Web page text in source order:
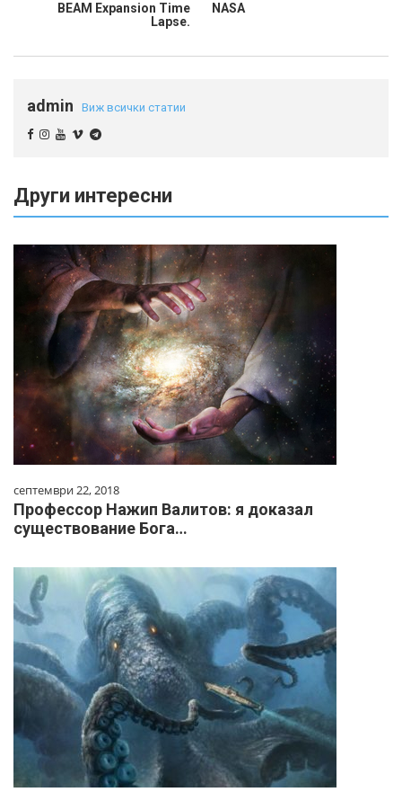
BEAM Expansion Time
Lapse.
NASA
admin Виж всички статии
Други интересни
септември 22, 2018
Профессор Нажип Валитов: я доказал
существование Бога…